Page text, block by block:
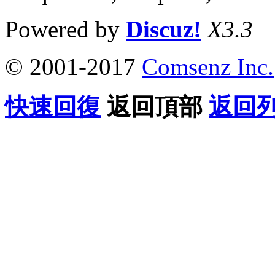
Powered by Discuz! X3.3
© 2001-2017 Comsenz Inc.
快速回復 返回頂部 返回